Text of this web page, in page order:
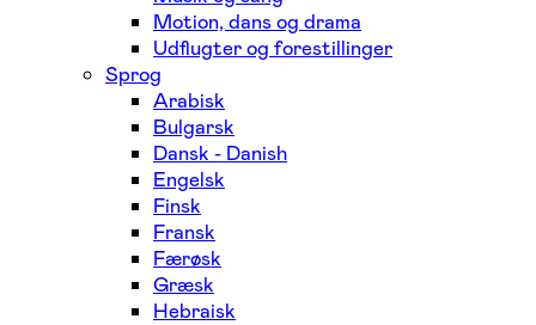
Motion, dans og drama
Udflugter og forestillinger
Sprog
Arabisk
Bulgarsk
Dansk - Danish
Engelsk
Finsk
Fransk
Færøsk
Græsk
Hebraisk